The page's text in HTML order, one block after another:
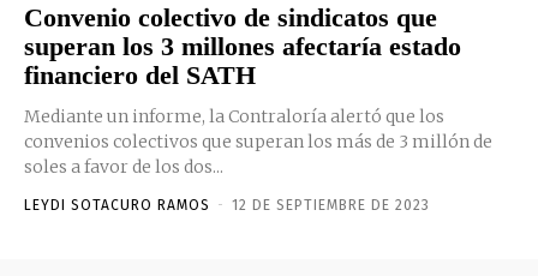
Convenio colectivo de sindicatos que
superan los 3 millones afectaría estado
financiero del SATH
Mediante un informe, la Contraloría alertó que los
convenios colectivos que superan los más de 3 millón de
soles a favor de los dos...
LEYDI SOTACURO RAMOS - 12 DE SEPTIEMBRE DE 2023